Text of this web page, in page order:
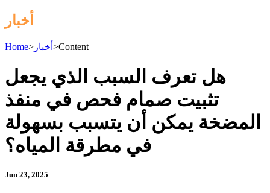
أخبار
Home> أخبار >Content
هل تعرف السبب الذي يجعل
تثبيت صمام فحص في منفذ
المضخة يمكن أن يتسبب بسهولة
في مطرقة المياه؟
Jun 23, 2025